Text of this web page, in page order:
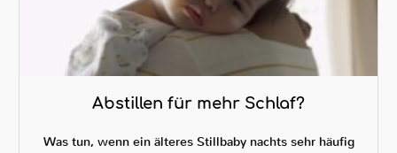
Abstillen für mehr Schlaf?
Was tun, wenn ein älteres Stillbaby nachts sehr häufig